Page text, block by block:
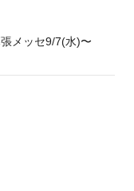
メッセ9/7(水)〜